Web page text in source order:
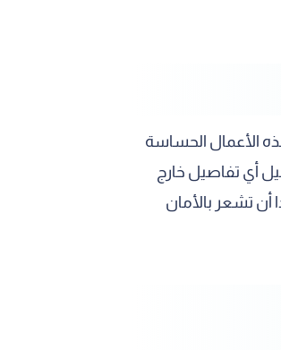
الأعمال الحساسة
أي تفاصيل خارج
أن تشعر بالأمان